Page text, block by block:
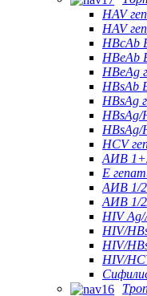
HAV
HAV
HBcAb
HBeAb
HBeAg
HBsAb
HBsAg
HBsAg/
HBsAg/
HCV
АИВ
Е
АИВ 1/2
АИВ 1/
HIV
HIV/
HIV/
HIV/